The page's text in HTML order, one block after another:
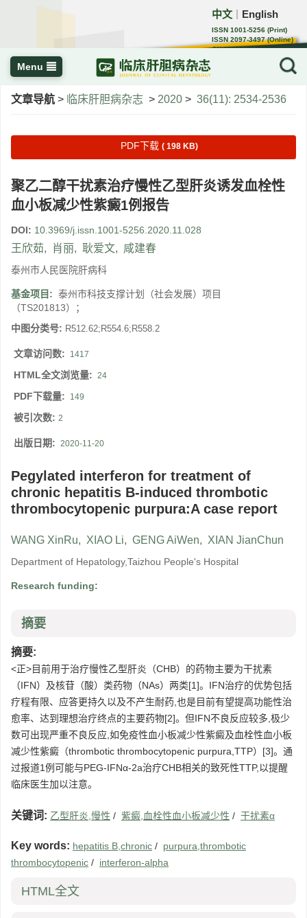
中文 English
ISSN 1001-5256 (Print)
ISSN 2097-3497 (Online)
CN 22-1108/R
Menu
文章导航 > 临床肝胆病杂志 > 2020 > 36(11): 2534-2536
PDF下载 ( 198 KB)
聚乙二醇干扰素治疗慢性乙型肝炎诱发血栓性
血小板减少性紫癜1例报告
DOI: 10.3969/j.issn.1001-5256.2020.11.028
王欣茹, 肖丽, 耿爱文, 咸建春
泰州市人民医院肝病科
基金项目: 泰州市科技支撑计划（社会发展）项目
（TS201813）；
中图分类号: R512.62;R554.6;R558.2
文章访问数: 1417
HTML全文浏览量: 24
PDF下载量: 149
被引次数: 2
出版日期: 2020-11-20
Pegylated interferon for treatment of
chronic hepatitis B-induced thrombotic
thrombocytopenic purpura:A case report
WANG XinRu, XIAO Li, GENG AiWen, XIAN JianChun
Department of Hepatology,Taizhou People's Hospital
Research funding:
摘要
摘要:
<正>目前用于治疗慢性乙型肝炎（CHB）的药物主要为干扰素
（IFN）及核苷（酸）类药物（NAs）两类[1]。IFN治疗的优势包括
疗程有限、应答更持久以及不产生耐药,也是目前有望提高功能性治
愈率、达到理想治疗终点的主要药物[2]。但IFN不良反应较多,极少
数可出现严重不良反应,如免疫性血小板减少性紫癜及血栓性血小板
减少性紫癜（thrombotic thrombocytopenic purpura,TTP）[3]。通
过报道1例可能与PEG-IFNα-2a治疗CHB相关的致死性TTP,以提醒
临床医生加以注意。
关键词: 乙型肝炎,慢性 / 紫癜,血栓性血小板减少性 / 干扰素α
Key words: hepatitis B,chronic / purpura,thrombotic
thrombocytopenic / interferon-alpha
HTML全文